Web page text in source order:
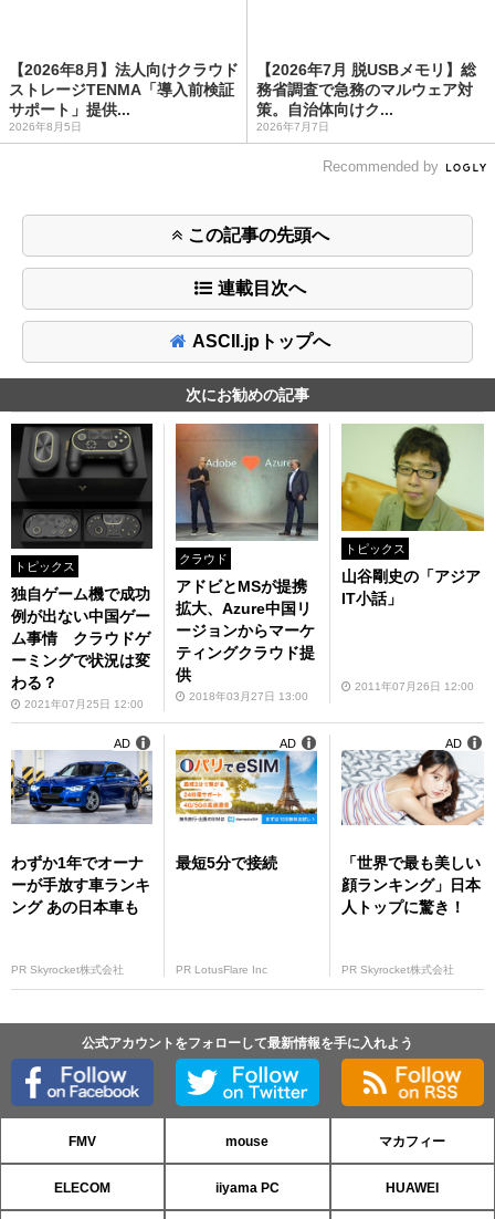
【2026年8月】法人向けクラウド
ストレージTENMA「導入前検証
サポート」提供...
2026年8月5日
【2026年7月 脱USBメモリ】総
務省調査で急務のマルウェア対
策。自治体向けク...
2026年7月7日
Recommended by
この記事の先頭へ
連載目次へ
ASCII.jpトップへ
次にお勧めの記事
トピックス
独自ゲーム機で成功
例が出ない中国ゲー
ム事情 クラウドゲ
ーミングで状況は変
わる？
2021年07月25日 12:00
クラウド
アドビとMSが提携
拡大、Azure中国リ
ージョンからマーケ
ティングクラウド提
供
2018年03月27日 13:00
トピックス
山谷剛史の「アジア
IT小話」
2011年07月26日 12:00
わずか1年でオーナ
ーが手放す車ランキ
ング あの日本車も
PR Skyrocket株式会社
AD
最短5分で接続
PR LotusFlare Inc
AD
「世界で最も美しい
顔ランキング」日本
人トップに驚き！
PR Skyrocket株式会社
AD
公式アカウントをフォローして最新情報を手に入れよう
FMV mouse マカフィー
ELECOM iiyama PC HUAWEI